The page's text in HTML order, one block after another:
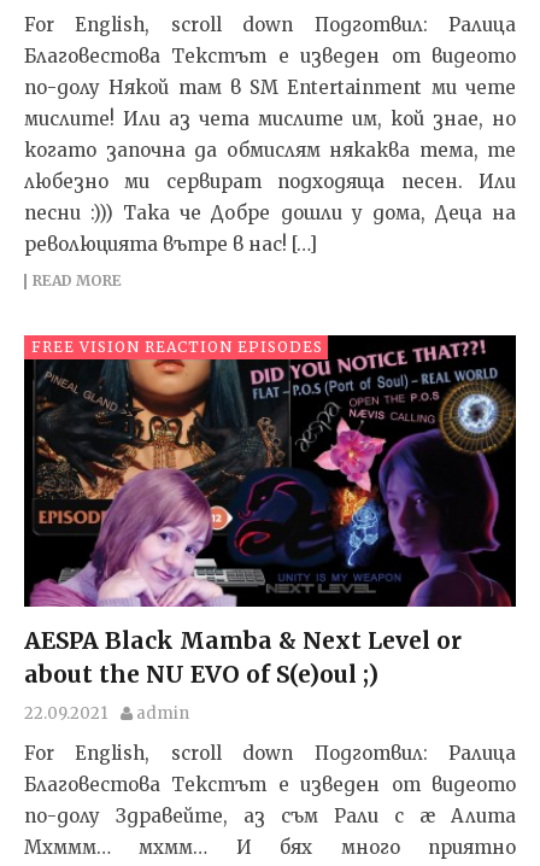
For English, scroll down Подготвил: Ралица
Благовестова Текстът e изведен от видеото
по-долу Някой там в SM Entertainment ми чете
мислите! Или аз чета мислите им, кой знае, но
когато започна да обмислям някаква тема, те
любезно ми сервират подходяща песен. Или
песни :))) Така че Добре дошли у дома, Деца на
революцията вътре в нас! […]
READ MORE
FREE VISION REACTION EPISODES
AESPA Black Mamba & Next Level or
about the NU EVO of S(e)oul ;)
22.09.2021 admin
For English, scroll down Подготвил: Ралица
Благовестова Текстът e изведен от видеото
по-долу Здравейте, аз съм Рали с æ Алита
Мхммм… мхмм… И бях много приятно